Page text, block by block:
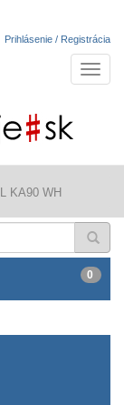
Prihlásenie / Registrácia
KA90 WH
0